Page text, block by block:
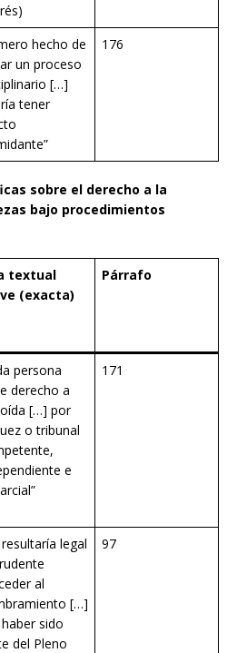
hecho de
un proceso
[…]
tener
176
sobre el derecho a la
bajo procedimientos
textual
(exacta)
Párrafo
persona
derecho a
[…] por
o tribunal
e
171
legal
al
[…]
sido
del Pleno
97